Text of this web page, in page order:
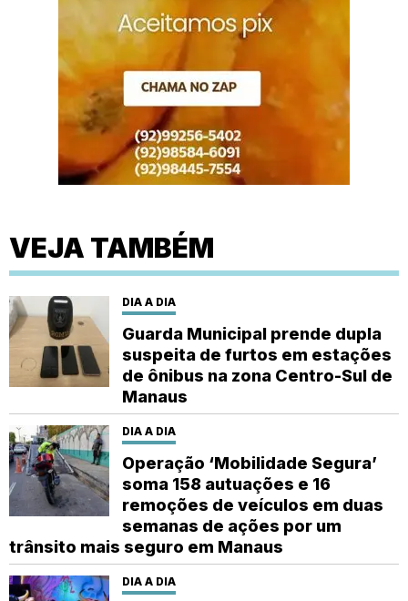
VEJA TAMBÉM
DIA A DIA
Guarda Municipal prende dupla
suspeita de furtos em estações
de ônibus na zona Centro-Sul de
Manaus
DIA A DIA
Operação ‘Mobilidade Segura’
soma 158 autuações e 16
remoções de veículos em duas
semanas de ações por um
trânsito mais seguro em Manaus
DIA A DIA